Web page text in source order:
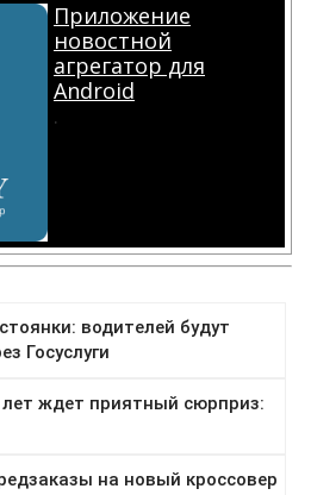
Приложение
новостной
агрегатор для
Android
.